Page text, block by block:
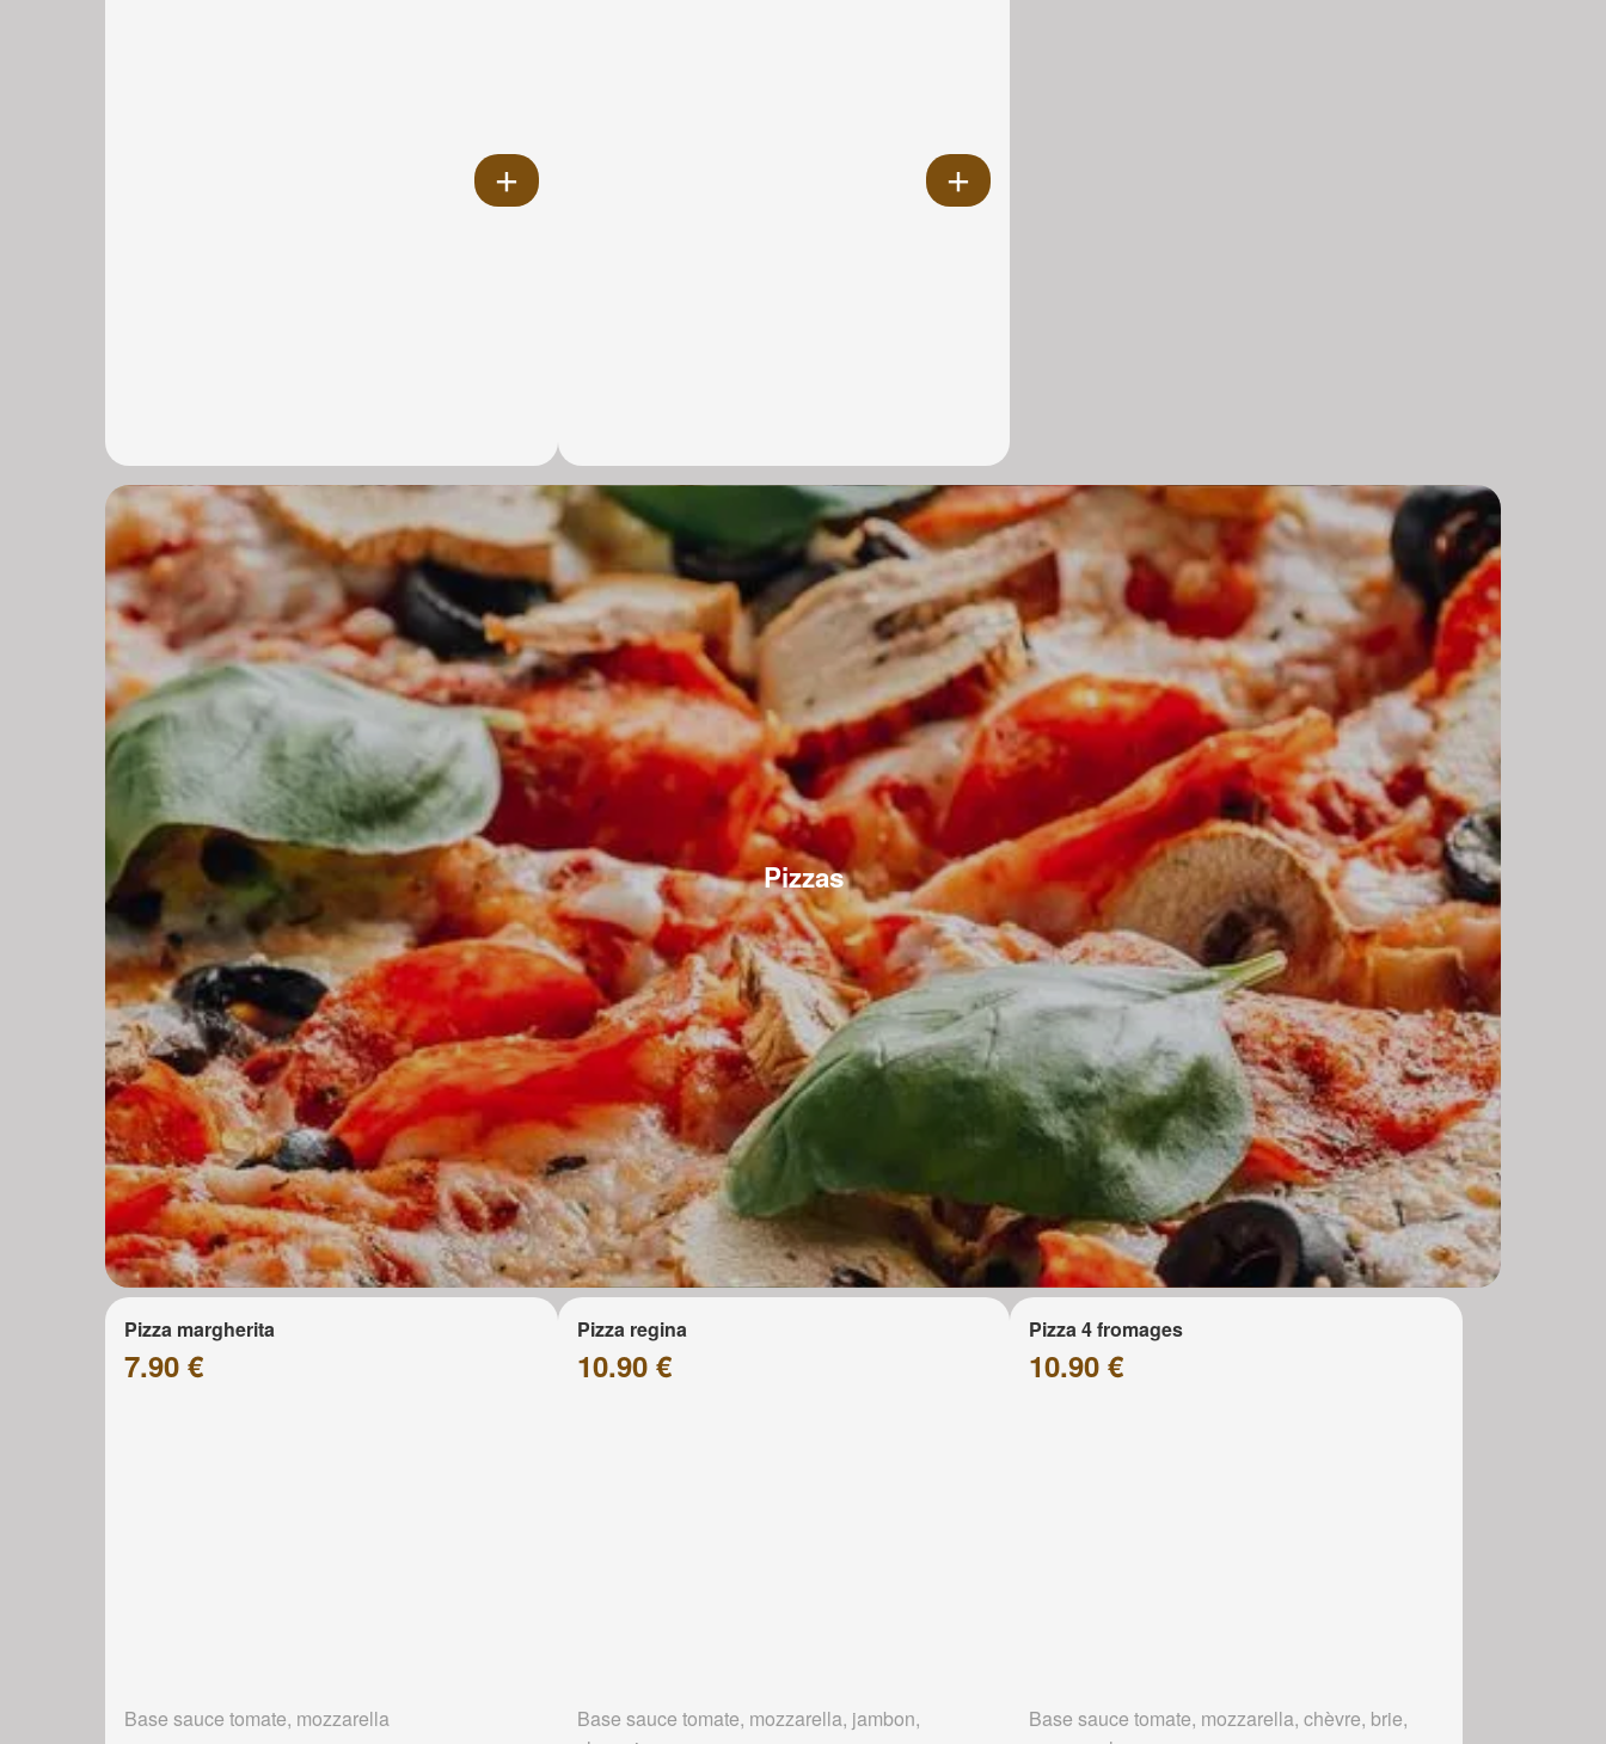
Pizzas
Pizza margherita
7.90 €
Base sauce tomate, mozzarella
Pizza regina
10.90 €
Base sauce tomate, mozzarella, jambon,
Pizza 4 fromages
10.90 €
Base sauce tomate, mozzarella, chèvre, brie,